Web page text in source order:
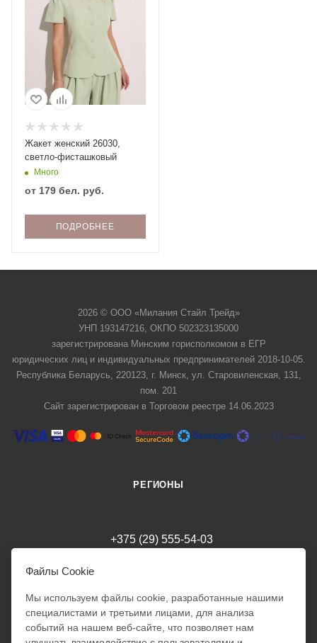
Жакет женский 26030,
светло-фисташковый
Много
от 179 бел. руб.
ПОДРОБНЕЕ
2026 © ООО «Милания Стайл Трейд»
УНП 193147216, ОКПО 502323135000
зарегистрирована Минским горисполкомом в ЕГР
юридических лиц и индивидуальных предпринимателей 2018-10-05.
Республика Беларусь, 220123, г. Минск, ул. Старовиленская, 131,
пом. 201
Сайт зарегистрирован в Торговом реестре 14.06.2023
РЕГИОНЫ
+375 (29) 555-54-03
г. Минск
Режим работы интернет-магазина: 24/7
Файлы Cookie
Мы используем файлы cookie, разработанные нашими
специалистами и третьими лицами, для анализа
событий на нашем веб-сайте, что позволяет нам